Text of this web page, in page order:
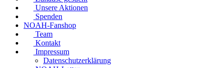
Unsere Aktionen
Spenden
NOAH-Fanshop
Team
Kontakt
Impressum
Datenschutzerklärung